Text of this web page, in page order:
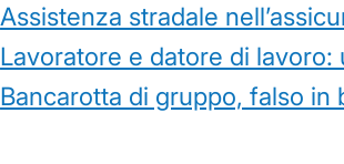
Assistenza stradale
Lavoratore e datore di
Bancarotta di gruppo, falso in